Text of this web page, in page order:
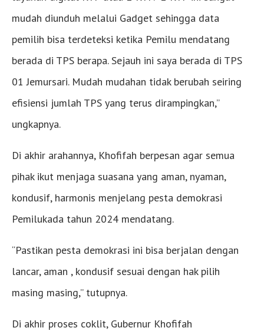
mudah diunduh melalui Gadget sehingga data
pemilih bisa terdeteksi ketika Pemilu mendatang
berada di TPS berapa. Sejauh ini saya berada di TPS
01 Jemursari. Mudah mudahan tidak berubah seiring
efisiensi jumlah TPS yang terus dirampingkan,”
ungkapnya.
Di akhir arahannya, Khofifah berpesan agar semua
pihak ikut menjaga suasana yang aman, nyaman,
kondusif, harmonis menjelang pesta demokrasi
Pemilukada tahun 2024 mendatang.
“Pastikan pesta demokrasi ini bisa berjalan dengan
lancar, aman , kondusif sesuai dengan hak pilih
masing masing,” tutupnya.
Di akhir proses coklit, Gubernur Khofifah